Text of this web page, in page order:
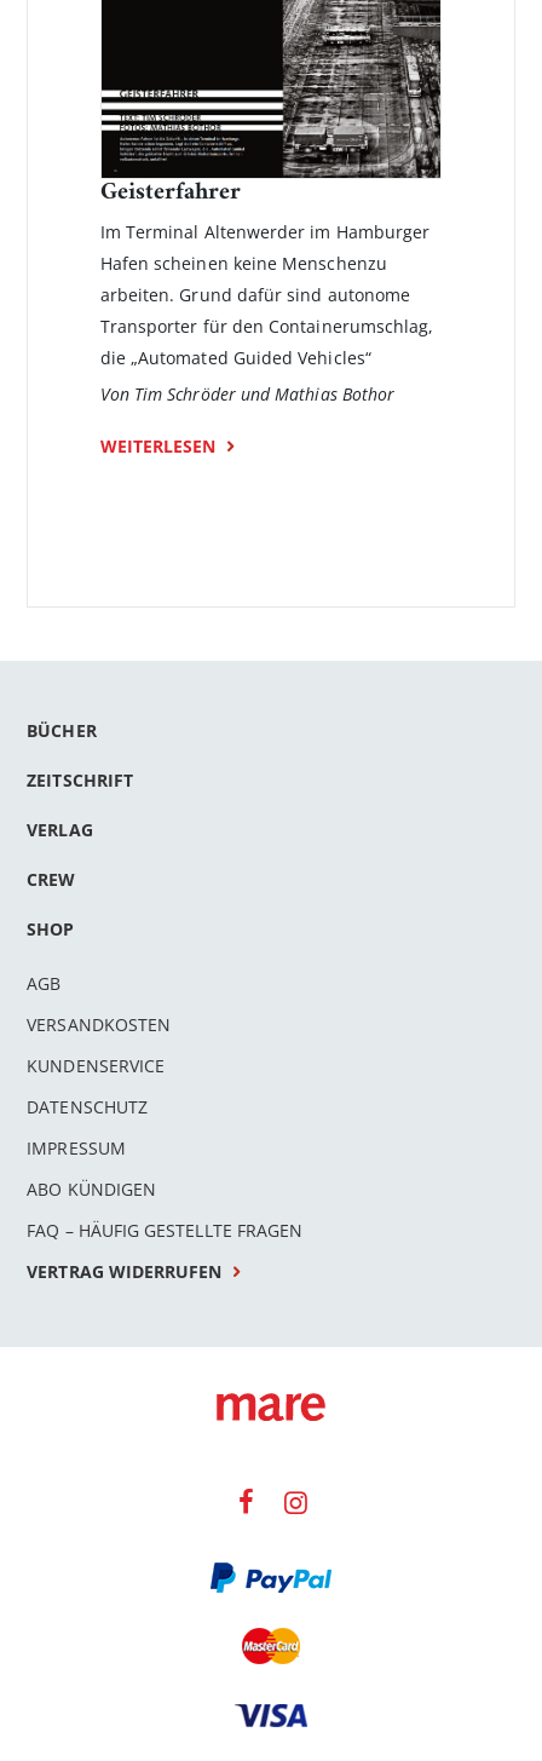
Geisterfahrer
Im Terminal Altenwerder im Hamburger
Hafen scheinen keine Menschenzu
arbeiten. Grund dafür sind autonome
Transporter für den Containerumschlag,
die „Automated Guided Vehicles“
Von Tim Schröder und Mathias Bothor
WEITERLESEN
BÜCHER
ZEITSCHRIFT
VERLAG
CREW
SHOP
AGB
VERSANDKOSTEN
KUNDENSERVICE
DATENSCHUTZ
IMPRESSUM
ABO KÜNDIGEN
FAQ – HÄUFIG GESTELLTE FRAGEN
VERTRAG WIDERRUFEN